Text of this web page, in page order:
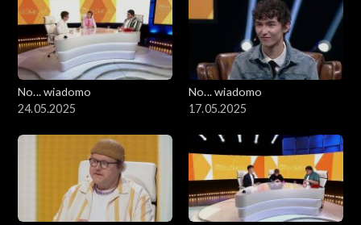
TELETURNIEJ „JAKI TO POLITYK”: W naszym teleturnieju
wiedzy o świecie i polityce udział weźmie posłanka Anita
Kucharska - Dziedzic wiceprzewodnicząca Nowej Lewicy.
Podczas rozgrywki odpowie na sześć wymagających pytań, a jej
wynik zostanie uwzględniony w naszym rankingu.
No... wiadomo
24.05.2025
No... wiadomo
17.05.2025